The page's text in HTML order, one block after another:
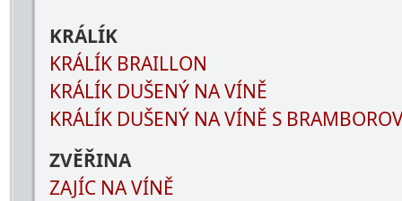
KRÁLÍK
KRÁLÍK BRAILLON
KRÁLÍK DUŠENÝ NA VÍNĚ
KRÁLÍK DUŠENÝ NA VÍNĚ S
ZVĚŘINA
ZAJÍC NA VÍNĚ